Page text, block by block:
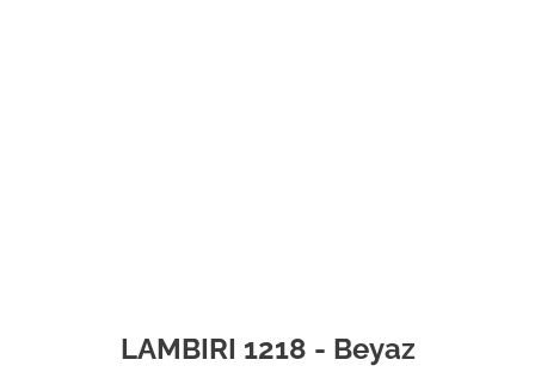
LAMBIRI 1218 - Beyaz